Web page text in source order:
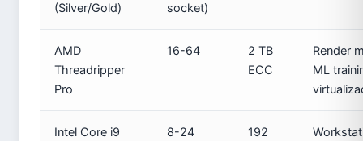
(Silver/Gold)
socket)
AMD
Threadripper
Pro
16-64
2 TB
ECC
Render
ML
Intel Core i9
8-24
192